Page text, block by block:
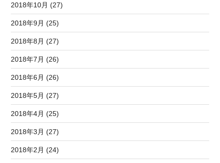
2018年10月 (27)
2018年9月 (25)
2018年8月 (27)
2018年7月 (26)
2018年6月 (26)
2018年5月 (27)
2018年4月 (25)
2018年3月 (27)
2018年2月 (24)